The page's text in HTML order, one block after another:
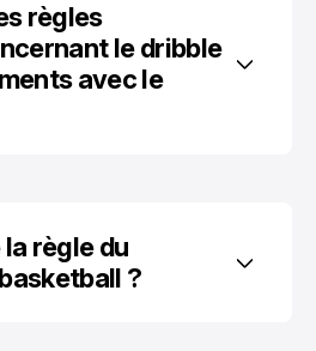
règles
le dribble
avec le
règle du
?